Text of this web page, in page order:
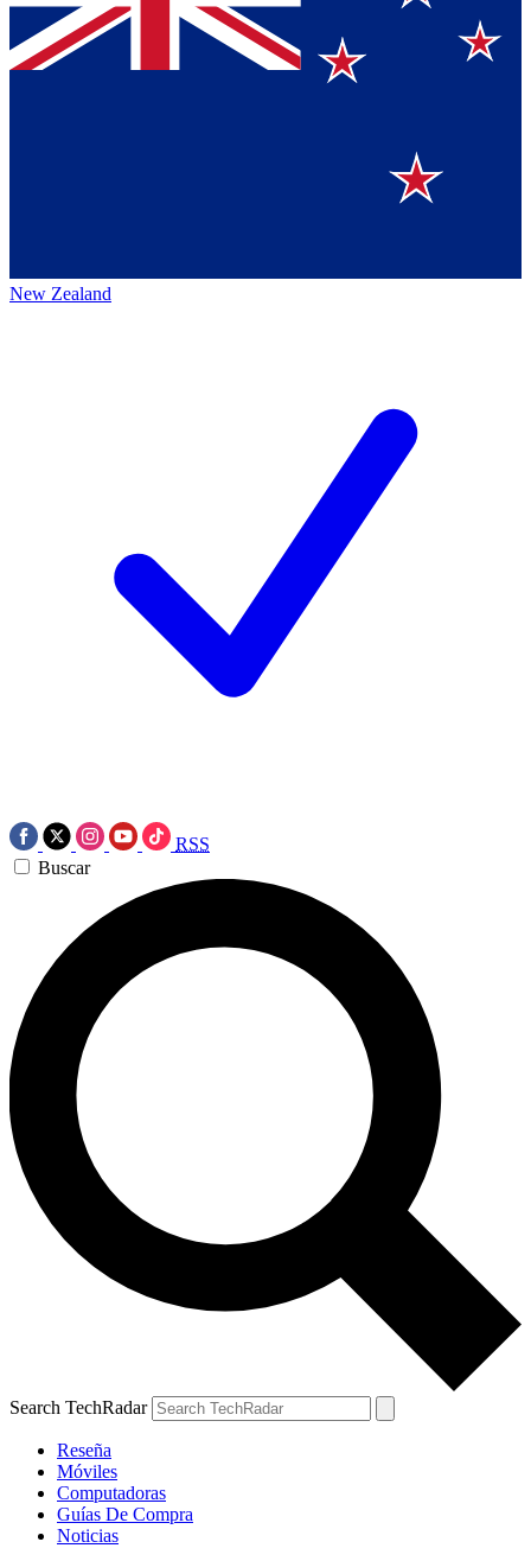
New Zealand
RSS
Buscar
Search TechRadar
Reseña
Móviles
Computadoras
Guías De Compra
Noticias